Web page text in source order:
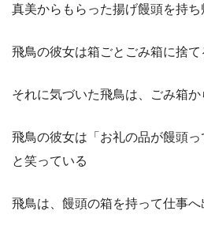
真美からもらった揚げ饅頭を持ち
飛鳥の彼女は箱ごとごみ箱に捨て
それに気づいた飛鳥は、ごみ箱か
飛鳥の彼女は「お礼の品が饅頭っ
と笑っている
飛鳥は、饅頭の箱を持って仕事へ